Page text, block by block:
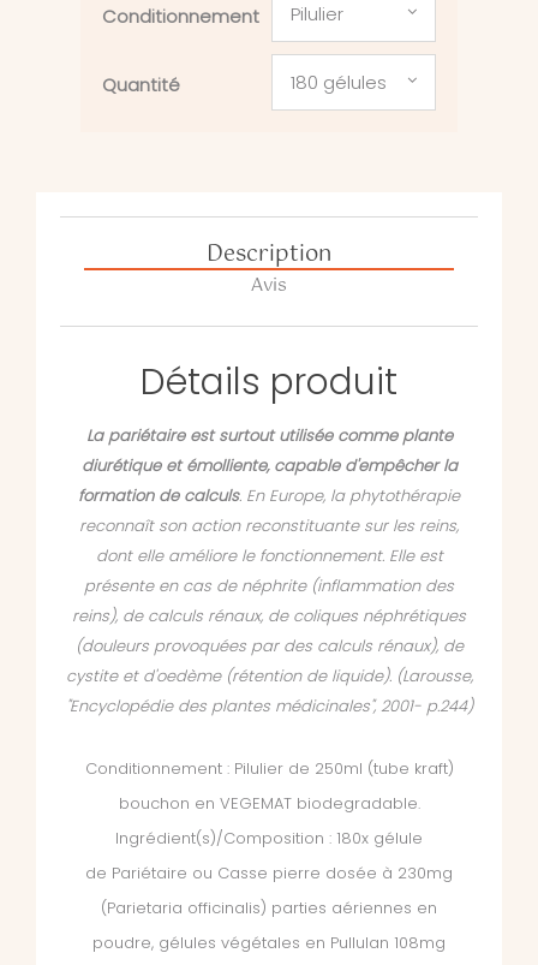
Conditionnement Pilulier
Quantité 180 gélules
Description
Avis
Détails produit
La pariétaire est surtout utilisée comme plante
diurétique et émolliente, capable d'empêcher la
formation de calculs. En Europe, la phytothérapie
reconnaît son action reconstituante sur les reins,
dont elle améliore le fonctionnement. Elle est
présente en cas de néphrite (inflammation des
reins), de calculs rénaux, de coliques néphrétiques
(douleurs provoquées par des calculs rénaux), de
cystite et d'oedème (rétention de liquide). (Larousse,
"Encyclopédie des plantes médicinales", 2001- p.244)
Conditionnement : Pilulier de 250ml (tube kraft)
bouchon en VEGEMAT biodegradable.
Ingrédient(s)/Composition : 180x gélule
de Pariétaire ou Casse pierre dosée à 230mg
(Parietaria officinalis) parties aériennes en
poudre, gélules végétales en Pullulan 108mg